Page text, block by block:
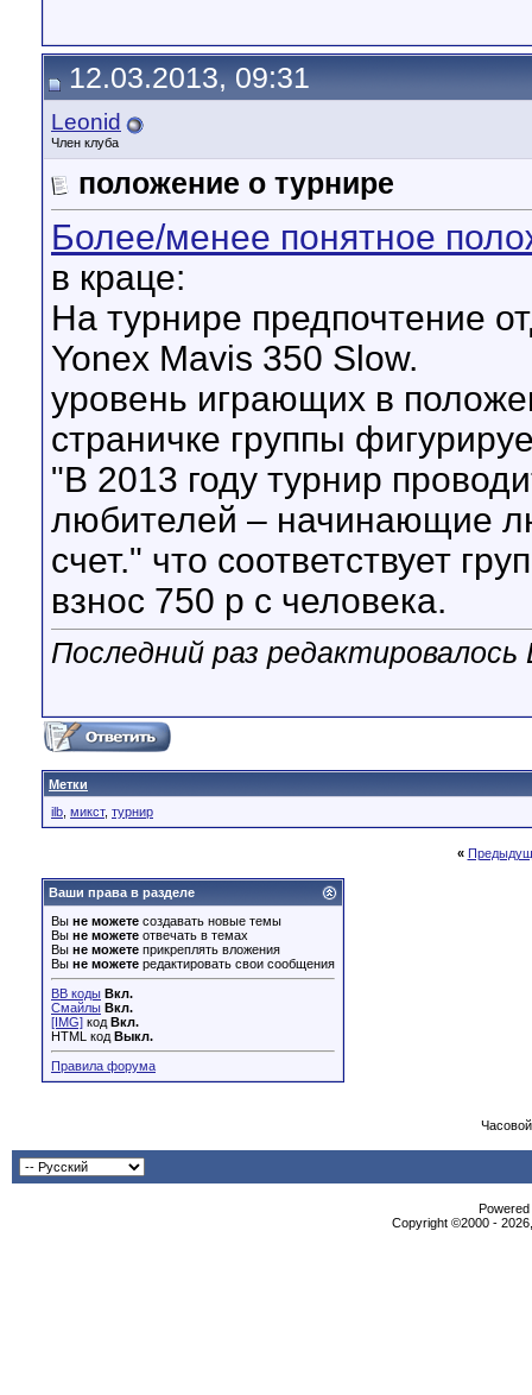
12.03.2013, 09:31
Leonid
Член клуба
положение о турнире
Более/менее понятное
в краце:
На турнире предпочтение
Yonex Mavis 350 Slow.
уровень играющих в
страничке группы
"В 2013 году турнир
любителей – начинающие
счет." что соответствует
взнос 750 р с человека.
Последний раз
Метки
ilb микст, турнир
«
Ваши права в разделе
Вы не можете создавать новые темы
Вы не можете отвечать в темах
Вы не можете прикреплять вложения
Вы не можете редактировать свои сообщения
BB коды Вкл.
Смайлы Вкл.
[IMG] код Вкл.
HTML код Выкл.
Правила форума
Copyright ©2000 -